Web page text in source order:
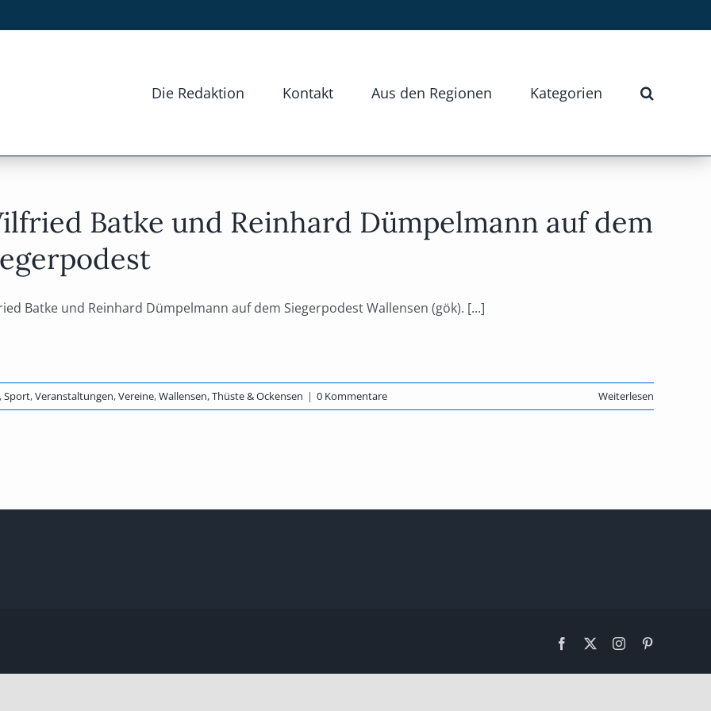
Die Redaktion Kontakt Aus den Regionen Kategorien
Batke und Reinhard Dümpelmann auf dem
Batke und Reinhard Dümpelmann auf dem Siegerpodest Wallensen (gök). [...]
,Sport,Veranstaltungen,Vereine,Wallensen, Thüste & Ockensen | 0 Kommentare Weiterlesen
Facebook Instagram